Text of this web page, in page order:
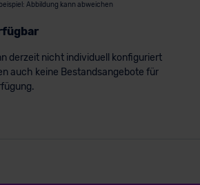
Abbildung kann abweichen
derzeit nicht individuell konfiguriert
auch keine Bestandsangebote für